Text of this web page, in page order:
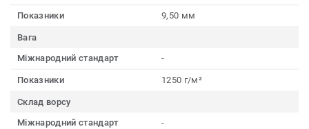
Показники 9,50 мм
Вага
Міжнародний стандарт
-
Показники 1250 г/м²
Склад ворсу
Міжнародний стандарт
-